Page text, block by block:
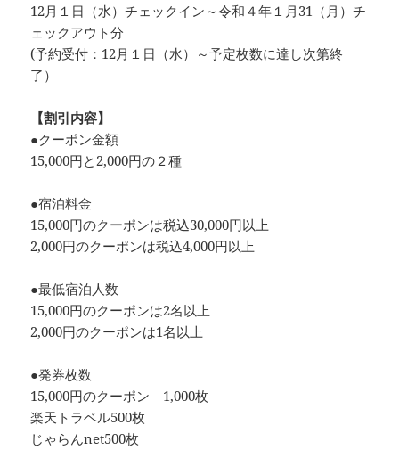
12月１日（水）チェックイン～令和４年１月31（月）チ
ェックアウト分
(予約受付：12月１日（水）～予定枚数に達し次第終
了）
【割引内容】
●クーポン金額
15,000円と2,000円の２種
●宿泊料金
15,000円のクーポンは税込30,000円以上
2,000円のクーポンは税込4,000円以上
●最低宿泊人数
15,000円のクーポンは2名以上
2,000円のクーポンは1名以上
●発券枚数
15,000円のクーポン 1,000枚
楽天トラベル500枚
じゃらんnet500枚